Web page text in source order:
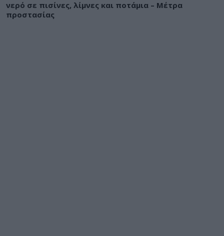
νερό σε πισίνες, λίμνες και ποτάμια – Μέτρα
προστασίας